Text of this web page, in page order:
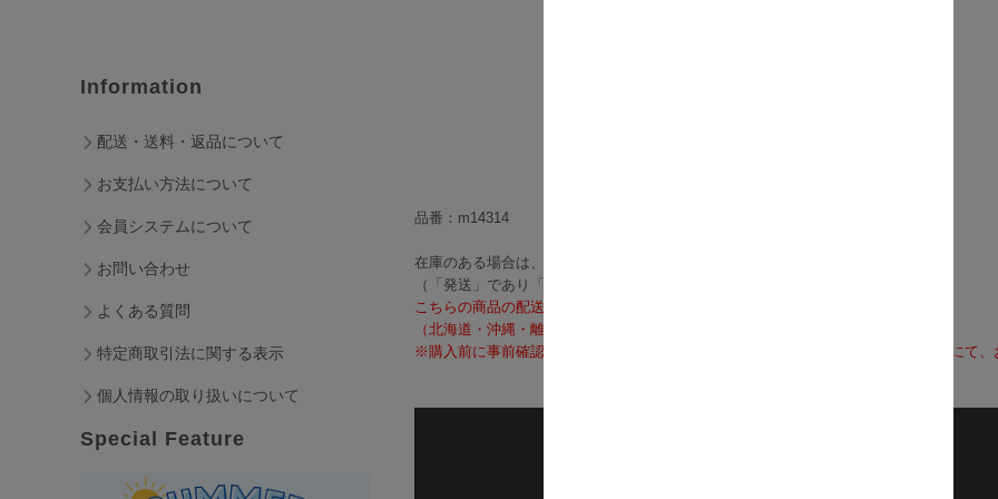
品番：m14314
在庫のある場合は、3～5営業日で発送いたします。
（「発送」であり「お届け」ではございませんのでご注意ください）
こちらの商品の配送料は無料となります。
（北海道・沖縄・離島への配送は、送料別途お見積りとなります）
※購入前に事前確認も可能となりますので、お電話（0120-155-339）またはメールにて、
Information
配送・送料・返品について
お支払い方法について
会員システムについて
お問い合わせ
よくある質問
特定商取引法に関する表示
個人情報の取り扱いについて
Special Feature